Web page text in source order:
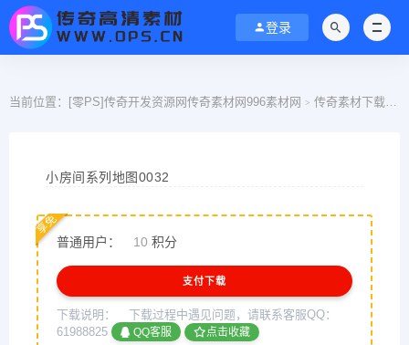
登录
当前位置： [零PS]传奇开发资源网传奇素材网996素材网 > 传奇素材下载
小房间系列地图0032
普通用户： 10 积分
享免
支付下载
下载说明：
下载过程中遇见问题，请联系客服QQ：
61988825
QQ客服 点击收藏